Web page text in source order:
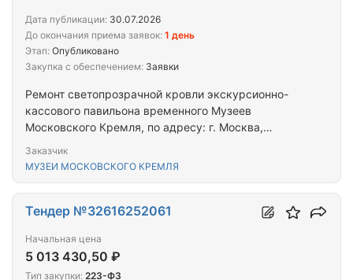
Ремонт светопрозрачной кровли экскурсионно-
кассового павильона временного Музеев
Московского Кремля, по адресу: г. Москва,
Заказчик
МУЗЕИ МОСКОВСКОГО КРЕМЛЯ
Дата публикации: 30.07.2026
До окончания приема заявок: 1 день
Этап: Опубликовано
Закупка с обеспечением: Заявки
Тендер №32616252061
Начальная цена
5 013 430,50 ₽
Тип закупки: 223-ФЗ